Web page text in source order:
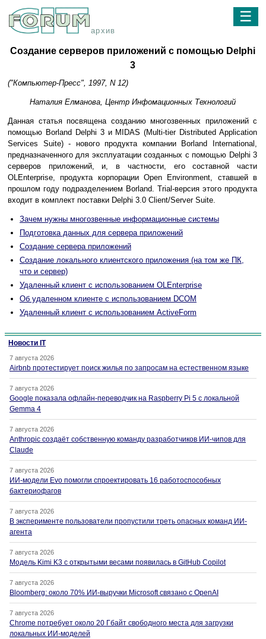
архив
☰
Создание серверов приложений с помощью Delphi
3
("Компьютер-Пресс", 1997, N 12)
Наталия Елманова, Центр Инфомационных Технологий
Данная статья посвящена созданию многозвенных приложений с
помощью Borland Delphi 3 и MIDAS (Multi-tier Distributed Application
Services Suite) - нового продукта компании Borland International,
предназначенного для эксплуатации созданных с помощью Delphi 3
серверов приложений, и, в частности, его составной части
OLEnterprise, продукта корпорации Open Environment, ставшей в
прошлом году подразделением Borland. Trial-версия этого продукта
входит в комплект поставки Delphi 3.0 Client/Server Suite.
Зачем нужны многозвенные информационные системы
Подготовка данных для сервера приложений
Создание сервера приложений
Создание локального клиентского приложения (на том же ПК,
что и сервер)
Удаленный клиент с использованием OLEnterprise
Об удаленном клиенте с использованием DCOM
Удаленный клиент с использованием ActiveForm
Новости IT
7 августа 2026
Airbnb протестирует поиск жилья по запросам на естественном языке
7 августа 2026
Google показала офлайн-переводчик на Raspberry Pi 5 с локальной
Gemma 4
7 августа 2026
Anthropic создаёт собственную команду разработчиков ИИ-чипов для
Claude
7 августа 2026
ИИ-модели Evo помогли спроектировать 16 работоспособных
бактериофагов
7 августа 2026
В эксперименте пользователи пропустили треть опасных команд ИИ-
агента
7 августа 2026
Модель Kimi K3 с открытыми весами появилась в GitHub Copilot
7 августа 2026
Bloomberg: около 70% ИИ-выручки Microsoft связано с OpenAI
7 августа 2026
Chrome потребует около 20 Гбайт свободного места для загрузки
локальных ИИ-моделей